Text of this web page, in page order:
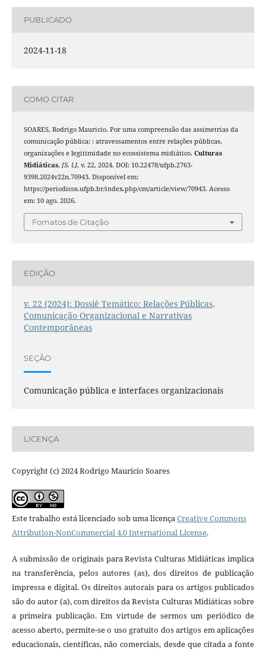
PUBLICADO
2024-11-18
COMO CITAR
SOARES, Rodrigo Mauricio. Por uma compreensão das assimetrias da
comunicação pública: : atravessamentos entre relações públicas,
organizações e legitimidade no ecossistema midiático. Culturas
Midiáticas, [S. l.], v. 22, 2024. DOI: 10.22478/ufpb.2763-
9398.2024v22n.70943. Disponível em:
https://periodicos.ufpb.br/index.php/cm/article/view/70943. Acesso
em: 10 ago. 2026.
Fomatos de Citação
EDIÇÃO
v. 22 (2024): Dossiê Temático: Relações Públicas,
Comunicação Organizacional e Narrativas
Contemporâneas
SEÇÃO
Comunicação pública e interfaces organizacionais
LICENÇA
Copyright (c) 2024 Rodrigo Mauricio Soares
Este trabalho está licenciado sob uma licençaCreative Commons
Attribution-NonCommercial 4.0 International License.
A submissão de originais para Revista Culturas Midiáticas implica
na transferência, pelos autores (as), dos direitos de publicação
impressa e digital. Os direitos autorais para os artigos publicados
são do autor (a), com direitos da Revista Culturas Midiáticas sobre
a primeira publicação. Em virtude de sermos um periódico de
acesso aberto, permite-se o uso gratuito dos artigos em aplicações
educacionais, científicas, não comerciais, desde que citada a fonte